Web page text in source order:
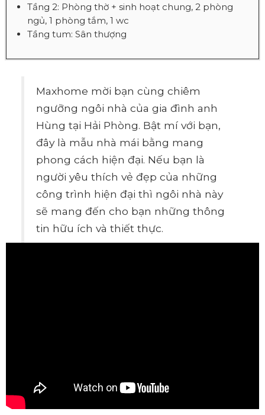
Tầng 2: Phòng thờ + sinh hoạt chung, 2 phòng
ngủ, 1 phòng tắm, 1 wc
Tầng tum: Sân thượng
Maxhome mời bạn cùng chiêm
ngưỡng ngôi nhà của gia đình anh
Hùng tại Hải Phòng. Bật mí với bạn,
đây là mẫu nhà mái bằng mang
phong cách hiện đại. Nếu bạn là
người yêu thích vẻ đẹp của những
công trình hiện đại thì ngôi nhà này
sẽ mang đến cho bạn những thông
tin hữu ích và thiết thực.